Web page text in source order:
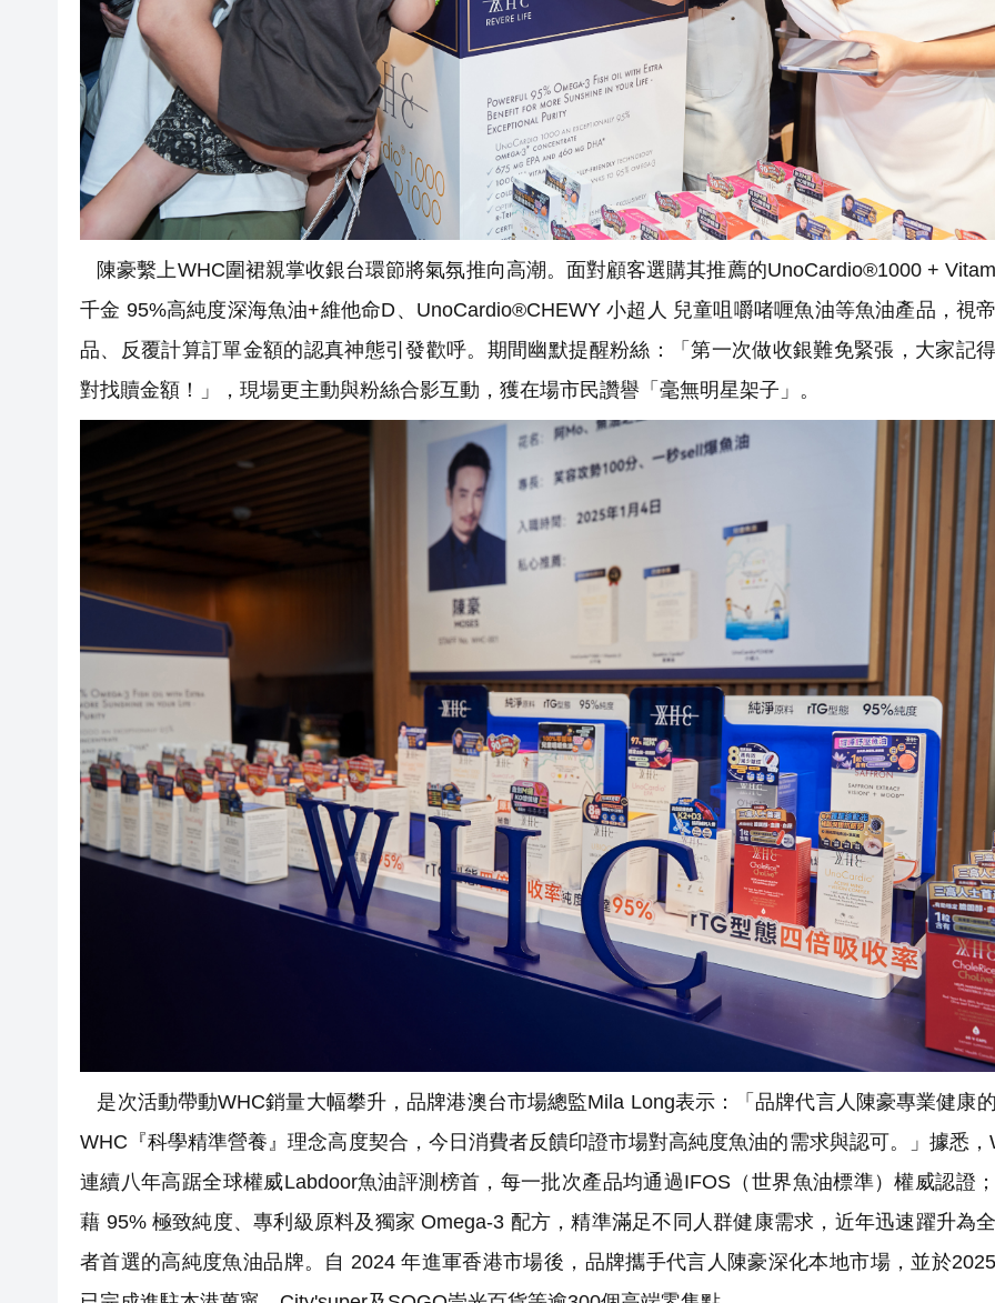
陳豪繫上WHC圍裙親掌收銀台環節將氣氛推向高潮。面對顧客選購其推薦的UnoCardio®1000 +
千金 95%高純度深海魚油+維他命D、UnoCardio®CHEWY 小超人 兒童咀嚼啫喱魚油等魚油產品，視
品、反覆計算訂單金額的認真神態引發歡呼。期間幽默提醒粉絲：「第一次做收銀難免緊張，大家記
對找贖金額！」，現場更主動與粉絲合影互動，獲在場市民讚譽「毫無明星架子」。
是次活動帶動WHC銷量大幅攀升，品牌港澳台市場總監Mila Long表示：「品牌代言人陳豪專業健康
WHC『科學精準營養』理念高度契合，今日消費者反饋印證市場對高純度魚油的需求與認可。」據悉，
連續八年高踞全球權威Labdoor魚油評測榜首，每一批次產品均通過IFOS（世界魚油標準）權威認證
藉 95% 極致純度、專利級原料及獨家 Omega-3 配方，精準滿足不同人群健康需求，近年迅速躍升為
者首選的高純度魚油品牌。自 2024 年進軍香港市場後，品牌攜手代言人陳豪深化本地市場，並於